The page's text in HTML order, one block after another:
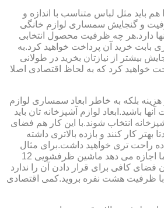
باید مثل لباس متناسب با اندازه و
و گنجایش سمساری لوازم خانگی
دارد.هر چه ظرفیت محصول انتخابی
بابت خرید آن پرداخت خواهید کرد.به
بیشتر از نیازتان بخرید در طولانی
خواهید کرد که به لحاظ اقتصادی اصلا
بلکه به خاطر ابعاد سمساری لوازم
باشید.ابعاد لوازم آشپزخانه تان باید
انتخاب شوند.با این کار هم فضای
بهتر کار کنند و بازده بالاتری داشته
راحت تری خواهید داشت.برای مثال
حتی اگر بودجه تان به شما اجازه می دهد ماشین ظرفشویی 12
فضای کافی برای قرار دادن آن را ندارد
ظرفیت هشت نفره بروید.کمی اقتصادی